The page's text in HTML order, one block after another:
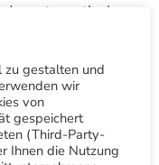
automatisch
nach dem
zu gestalten und
wir
von
gespeichert
(Third-Party-
Ihnen die Nutzung